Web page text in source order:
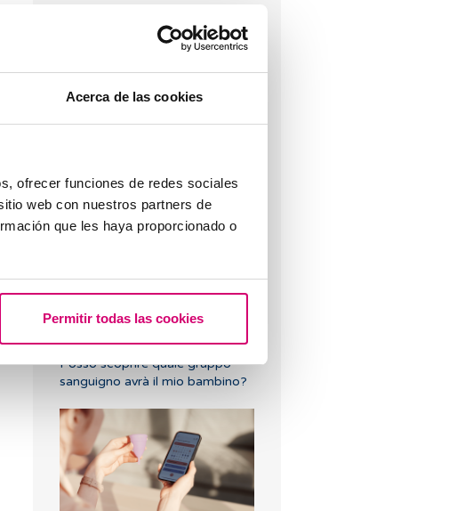
Acerca de las cookies
ofrecer funciones de redes sociales
web con nuestros partners de
que les haya proporcionado o
Permitir todas las cookies
mestruale con un test di
gravidanza negativo?
la riserva ovarica?
Posso scoprire quale gruppo
sanguigno avrà il mio bambino?